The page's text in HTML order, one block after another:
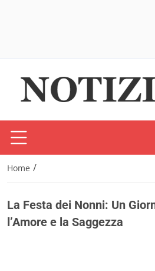
Home /
La Festa dei Nonni: Un
l’Amore e la Saggezza